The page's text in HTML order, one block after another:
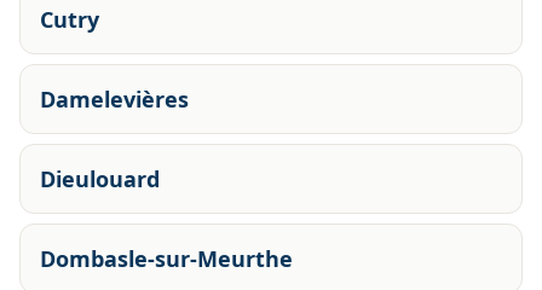
Cutry
Damelevières
Dieulouard
Dombasle-sur-Meurthe